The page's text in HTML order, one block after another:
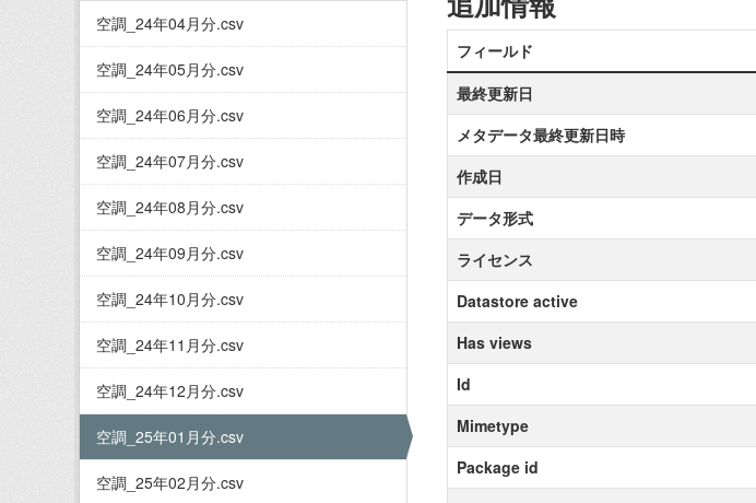
空調_24年04月分.csv
空調_24年05月分.csv
空調_24年06月分.csv
空調_24年07月分.csv
空調_24年08月分.csv
空調_24年09月分.csv
空調_24年10月分.csv
空調_24年11月分.csv
空調_24年12月分.csv
空調_25年01月分.csv
空調_25年02月分.csv
フィールド
最終更新日
メタデータ最終更新日時
作成日
データ形式
ライセンス
Datastore active
Has views
Id
Mimetype
Package id